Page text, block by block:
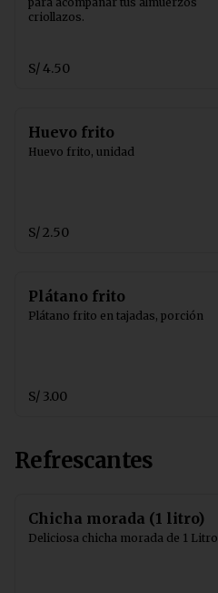
criollazos.
S/ 4.50
Huevo frito
Huevo frito, unidad
S/ 2.50
Plátano frito
Plátano frito en tajadas, porción
S/ 3.00
Refrescantes
Chicha morada (1 litro)
Deliciosa chicha morada de 1 Litro